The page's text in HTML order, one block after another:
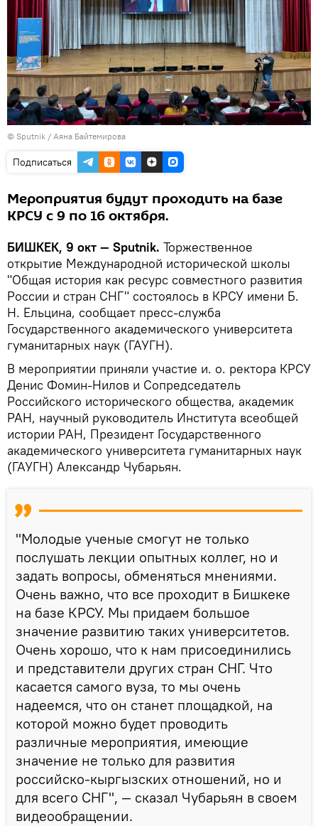
© Sputnik / Аяна Байтемирова
Подписаться
Мероприятия будут проходить на базе
КРСУ с 9 по 16 октября.
БИШКЕК, 9 окт — Sputnik. Торжественное
открытие Международной исторической школы
"Общая история как ресурс совместного развития
России и стран СНГ" состоялось в КРСУ имени Б.
Н. Ельцина, сообщает пресс-служба
Государственного академического университета
гуманитарных наук (ГАУГН).
В мероприятии приняли участие и. о. ректора КРСУ
Денис Фомин-Нилов и Сопредседатель
Российского исторического общества, академик
РАН, научный руководитель Института всеобщей
истории РАН, Президент Государственного
академического университета гуманитарных наук
(ГАУГН) Александр Чубарьян.
"Молодые ученые смогут не только
послушать лекции опытных коллег, но и
задать вопросы, обменяться мнениями.
Очень важно, что все проходит в Бишкеке
на базе КРСУ. Мы придаем большое
значение развитию таких университетов.
Очень хорошо, что к нам присоединились
и представители других стран СНГ. Что
касается самого вуза, то мы очень
надеемся, что он станет площадкой, на
которой можно будет проводить
различные мероприятия, имеющие
значение не только для развития
российско-кыргызских отношений, но и
для всего СНГ", — сказал Чубарьян в своем
видеообращении.